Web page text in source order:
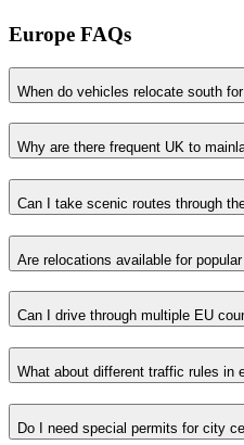
Europe FAQs
When do vehicles relocate south
Why are there frequent UK to
Can I take scenic routes through
Are relocations available for
Can I drive through multiple EU
What about different traffic rules in
Do I need special permits for city